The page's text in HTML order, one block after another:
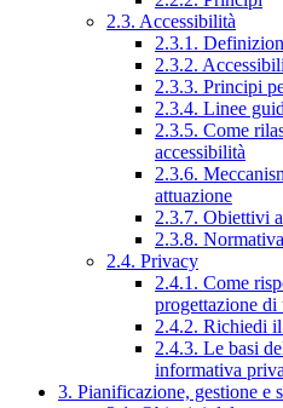
2.3. Accessibilità
2.3.1.
2.3.2.
2.3.3. Principi
2.3.4. Linee
2.3.5. Come
accessibilità
2.3.6.
attuazione
2.3.7. Obiettivi
2.3.8.
2.4. Privacy
2.4.1. Come
progettazione
2.4.2. Richiedi il
2.4.3. Le basi
informativa
3. Pianificazione, gestione e